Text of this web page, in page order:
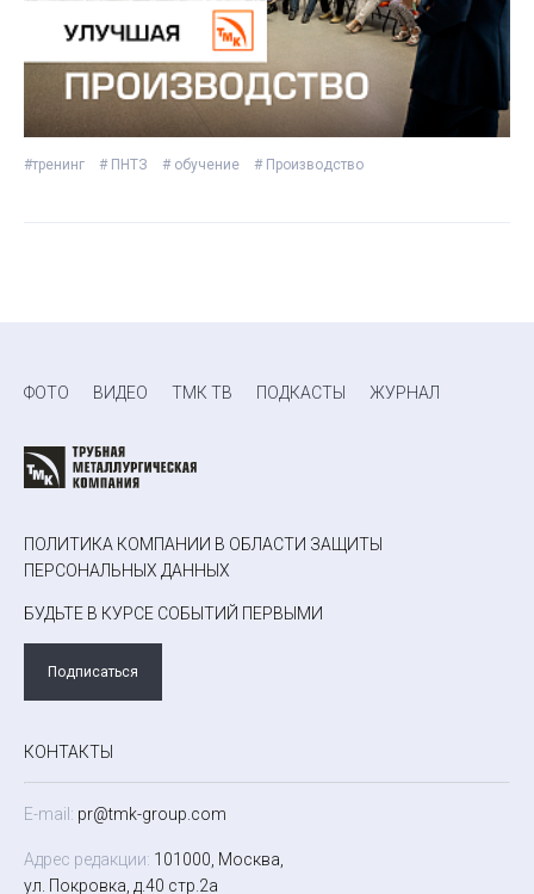
#тренинг # ПНТЗ # обучение # Производство
ФОТО ВИДЕО ТМК ТВ ПОДКАСТЫ ЖУРНАЛ
ПОЛИТИКА КОМПАНИИ В ОБЛАСТИ ЗАЩИТЫ
ПЕРСОНАЛЬНЫХ ДАННЫХ
БУДЬТЕ В КУРСЕ СОБЫТИЙ ПЕРВЫМИ
Подписаться
КОНТАКТЫ
E-mail: pr@tmk-group.com
Адрес редакции: 101000, Москва,
ул. Покровка, д.40 стр.2а